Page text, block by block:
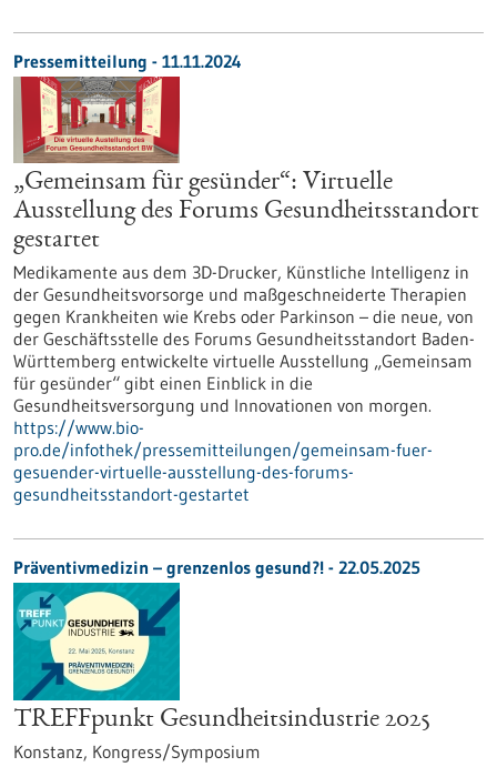
Pressemitteilung - 11.11.2024
„Gemeinsam für gesünder“: Virtuelle
Ausstellung des Forums Gesundheitsstandort
gestartet
Medikamente aus dem 3D-Drucker, Künstliche Intelligenz in
der Gesundheitsvorsorge und maßgeschneiderte Therapien
gegen Krankheiten wie Krebs oder Parkinson – die neue, von
der Geschäftsstelle des Forums Gesundheitsstandort Baden-
Württemberg entwickelte virtuelle Ausstellung „Gemeinsam
für gesünder“ gibt einen Einblick in die
Gesundheitsversorgung und Innovationen von morgen.
https://www.bio-
pro.de/infothek/pressemitteilungen/gemeinsam-fuer-
gesuender-virtuelle-ausstellung-des-forums-
gesundheitsstandort-gestartet
Präventivmedizin – grenzenlos gesund?! - 22.05.2025
TREFFpunkt Gesundheitsindustrie 2025
Konstanz, Kongress/Symposium